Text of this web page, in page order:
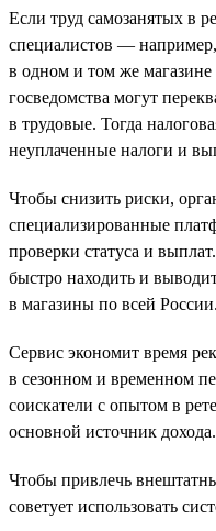
Если труд самозанятых в
специалистов —
в одном и том же
госведомства могут
в трудовые. Тогда
неуплаченные налоги и
Чтобы снизить риски,
специализированные
проверки статуса и
быстро находить и
в магазины по всей России.
Сервис экономит время
в сезонном и временном
соискатели с опытом в
основной источник дохода.
Чтобы привлечь
советует использовать